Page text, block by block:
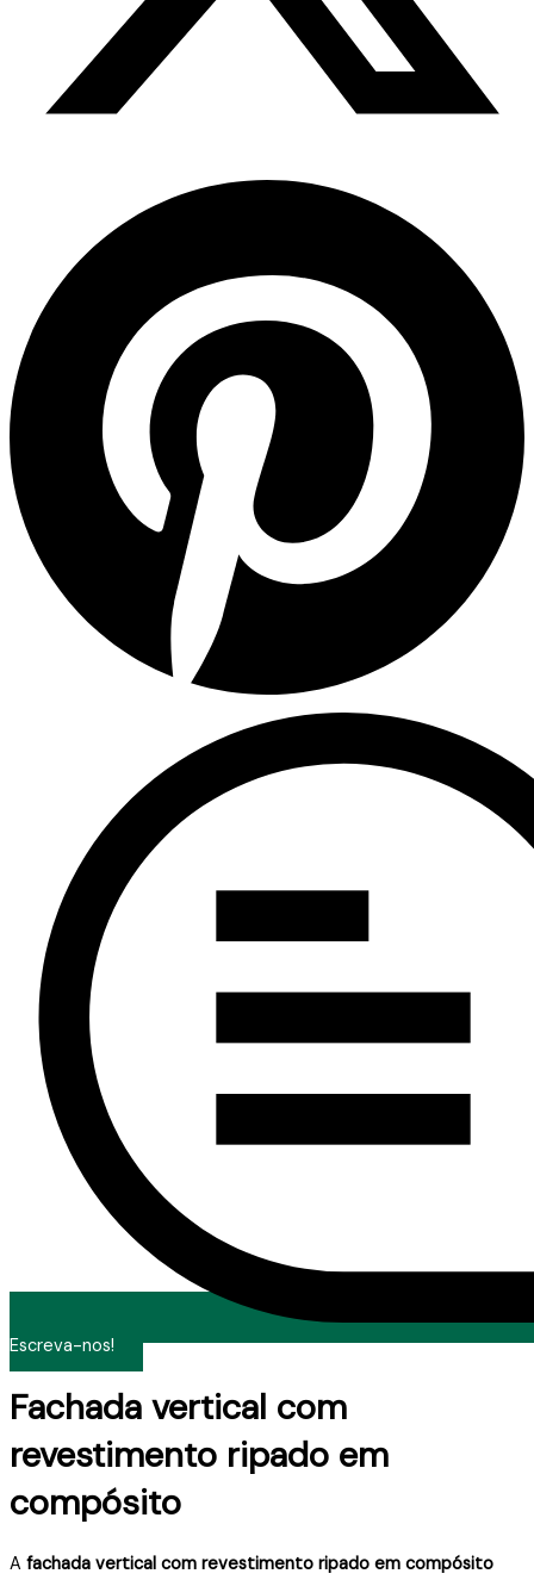
Escreva-nos!
Fachada vertical com
revestimento ripado em
compósito
A fachada vertical com revestimento ripado em compósito